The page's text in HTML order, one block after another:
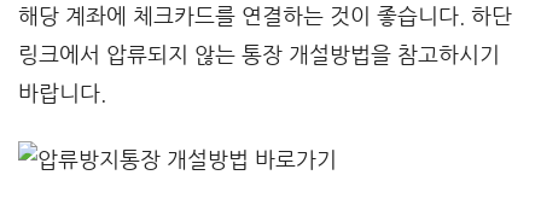
해당 계좌에 체크카드를 연결하는 것이 좋습니다. 하단
링크에서 압류되지 않는 통장 개설방법을 참고하시기
바랍니다.